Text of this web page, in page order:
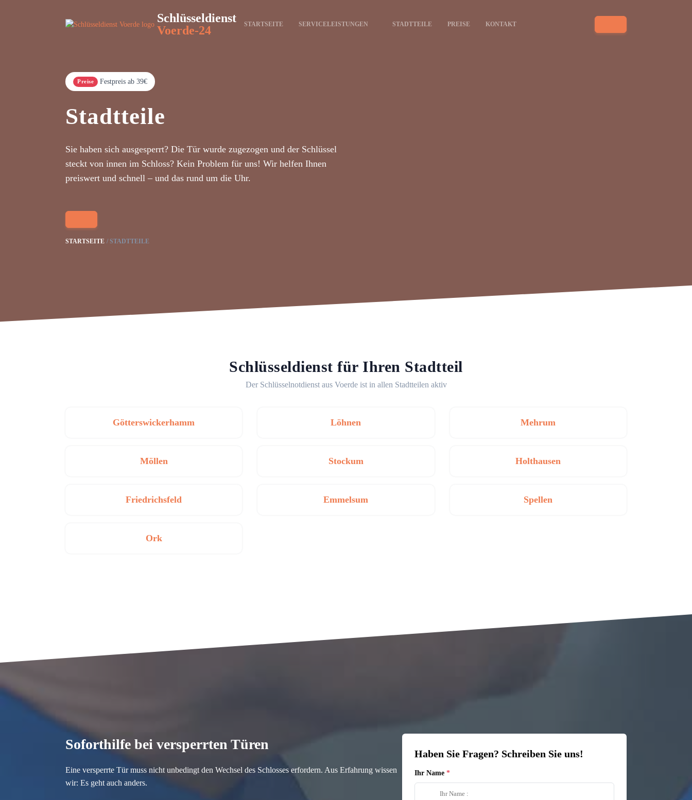
Schlüsseldienst
Voerde-24
STARTSEITE SERVICELEISTUNGEN STADTTEILE PREISE KONTAKT
Preise Festpreis ab 39€
Stadtteile
Sie haben sich ausgesperrt? Die Tür wurde zugezogen und der Schlüssel
steckt von innen im Schloss? Kein Problem für uns! Wir helfen Ihnen
preiswert und schnell – und das rund um die Uhr.
STARTSEITE STADTTEILE
Schlüsseldienst für Ihren Stadtteil
Der Schlüsselnotdienst aus Voerde ist in allen Stadtteilen aktiv
Götterswickerhamm Löhnen Mehrum
Möllen Stockum Holthausen
Friedrichsfeld Emmelsum Spellen
Ork
Soforthilfe bei versperrten Türen
Eine versperrte Tür muss nicht unbedingt den Wechsel des Schlosses erfordern. Aus Erfahrung wissen
wir: Es geht auch anders.
Haben Sie Fragen? Schreiben Sie uns!
Ihr Name